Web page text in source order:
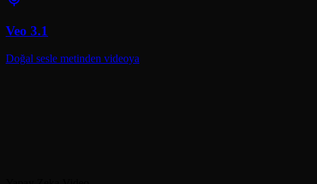
Veo 3.1
Doğal sesle metinden videoya